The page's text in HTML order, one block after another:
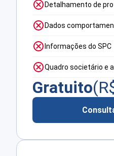
Detalhamento de
Dados
Informações do SPC
Quadro societário e
Gratuito